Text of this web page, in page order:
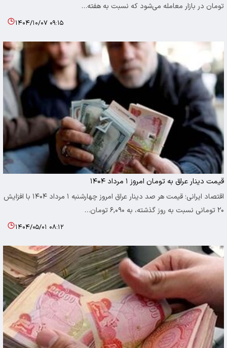
تومان در بازار معامله می‌شود که نسبت به هفته…
۱۴۰۴/۱۰/۰۷ ۰۹:۱۵
قیمت دینار عراق به تومان امروز ۱ مرداد ۱۴۰۴
اقتصاد ایرانی؛ قیمت هر صد دینار عراق امروز چهارشنبه ۱ مرداد ۱۴۰۴ با افزایش
۲۰ تومانی نسبت به روز گذشته، به ۶,۰۹۰ تومان…
۱۴۰۴/۰۵/۰۱ ۰۸:۱۲